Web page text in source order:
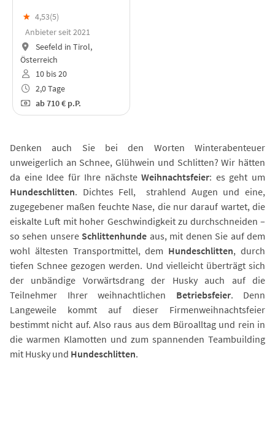
★ 4,53(5)
Anbieter seit 2021
Seefeld in Tirol,
Österreich
10 bis 20
2,0 Tage
ab710 € p.P.
Denken auch Sie bei den Worten Winterabenteuer
unweigerlich an Schnee, Glühwein und Schlitten? Wir hätten
da eine Idee für Ihre nächsteWeihnachtsfeier: es geht um
Hundeschlitten. Dichtes Fell, strahlend Augen und eine,
zugegebener maßen feuchte Nase, die nur darauf wartet, die
eiskalte Luft mit hoher Geschwindigkeit zu durchschneiden –
so sehen unsere Schlittenhunde aus, mit denen Sie auf dem
wohl ältesten Transportmittel, dem Hundeschlitten, durch
tiefen Schnee gezogen werden. Und vielleicht überträgt sich
der unbändige Vorwärtsdrang der Husky auch auf die
Teilnehmer Ihrer weihnachtlichen Betriebsfeier. Denn
Langeweile kommt auf dieser Firmenweihnachtsfeier
bestimmt nicht auf. Also raus aus dem Büroalltag und rein in
die warmen Klamotten und zum spannenden Teambuilding
mit Husky und Hundeschlitten.